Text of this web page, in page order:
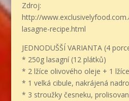
Zdroj:
http://
lasagne-recipe.html
JEDNODUŠŠÍ VARIANTA (4
* 250g lasagní (12 plátků)
* 2 lžíce olivového oleje + 1
* 1 velká cibule, nakrájená
* 3 stroužky česneku,